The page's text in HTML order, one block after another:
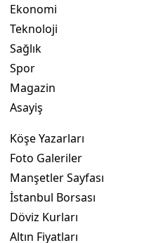
Ekonomi
Teknoloji
Sağlık
Spor
Magazin
Asayiş
Köşe Yazarları
Foto Galeriler
Manşetler Sayfası
İstanbul Borsası
Döviz Kurları
Altın Fiyatları